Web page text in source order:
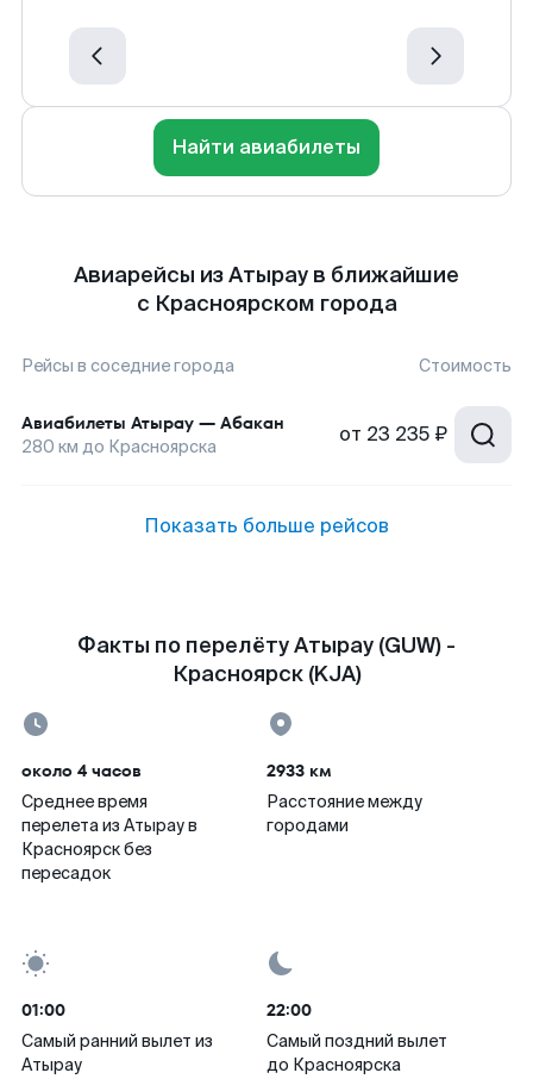
Найти авиабилеты
Авиарейсы из Атырау в ближайшие
с Красноярском города
Рейсы в соседние города Стоимость
Авиабилеты Атырау — Абакан
280 км до Красноярска от 23 235 ₽
Показать больше рейсов
Факты по перелёту Атырау (GUW) -
Красноярск (KJA)
около 4 часов
Среднее время
перелета из Атырау в
Красноярск без
пересадок
2933 км
Расстояние между
городами
01:00
Самый ранний вылет из
Атырау
22:00
Самый поздний вылет
до Красноярска